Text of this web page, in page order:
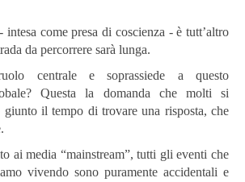
come presa di coscienza - è tutt’altro
da percorrere sarà lunga.
centrale e soprassiede a questo
Questa la domanda che molti si
il tempo di trovare una risposta, che
ai media “mainstream”, tutti gli eventi che
vivendo sono puramente accidentali e